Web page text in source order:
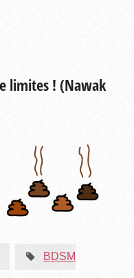
limites ! (Nawak
BDSM